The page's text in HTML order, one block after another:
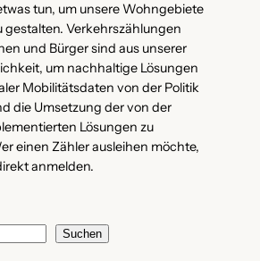
tun, um unsere Wohngebiete
gestalten. Verkehrszählungen
und Bürger sind aus unserer
um nachhaltige Lösungen
Mobilitätsdaten von der Politik
die Umsetzung der von der
Lösungen zu
einen Zähler ausleihen möchte,
anmelden.
Suchen